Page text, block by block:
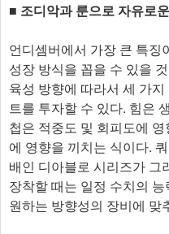
■ 조디악과 룬으로 자유로
언디셈버에서 가장 큰 특징
성장 방식을 꼽을 수 있을
육성 방향에 따라서 세 가
트를 투자할 수 있다. 힘은
첩은 적중도 및 회피도에
에 영향을 끼치는 식이다.
배인 디아블로 시리즈가 그
장착할 때는 일정 수치의
원하는 방향성의 장비에 맞